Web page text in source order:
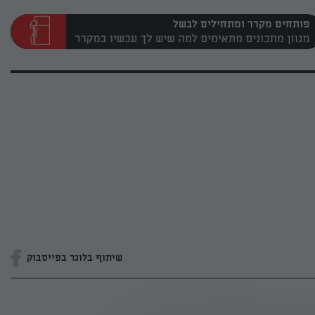
פותחים מקרר ומתחילים לבשל
שיתוף בלוגר בפייסבוק